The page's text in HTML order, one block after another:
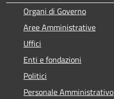
Organi di Governo
Aree Amministrative
Uffici
Enti e fondazioni
Politici
Personale Amministrativo